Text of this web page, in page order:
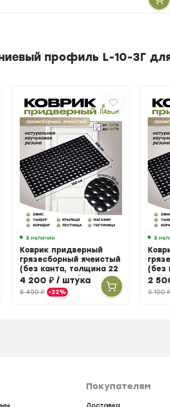
профиль L-10-ЗГ
В наличии
Коврик придверный
грязесборный ячеистый
(без канта, толщина 22
мм) резиновый, 100 х
150 см
4 200₽ / штука
5 400₽ -22%
В
(без
мм)
см
2
3 100
Покупателям
Доставка